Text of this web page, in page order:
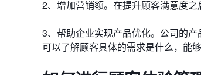
2、增加营销额。在提升顾客满意度
3、帮助企业实现产品优化。公司的
可以了解顾客具体的需求是什么，能